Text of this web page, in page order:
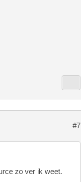
#7
zo ver ik weet.